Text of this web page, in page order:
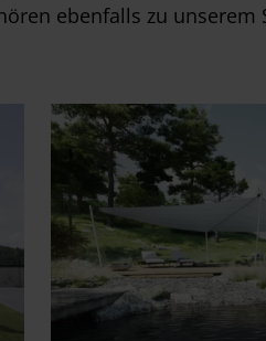
ebenfalls zu unserem